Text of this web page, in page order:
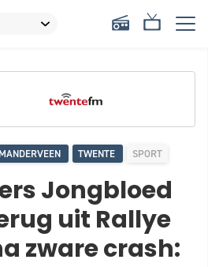
MANDERVEEN TWENTE SPORT
Jongbloed
uit Rallye
zware crash: